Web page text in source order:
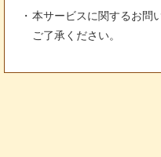
本サービスに関するお問
ご了承ください。